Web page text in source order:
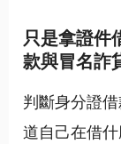
只是拿證件
款與冒名詐
判斷身分證
道自己在借